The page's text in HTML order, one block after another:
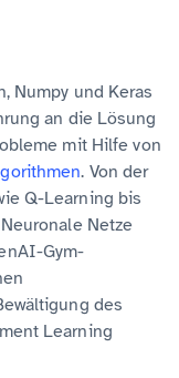
Numpy und Keras
an die Lösung
mit Hilfe von
. Von der
Q-Learning bis
Netze
Gym-
des
Learning